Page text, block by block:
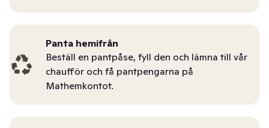
Panta hemifrån
Beställ en pantpåse, fyll den och lämna till vår
chaufför och få pantpengarna på
Mathemkontot.